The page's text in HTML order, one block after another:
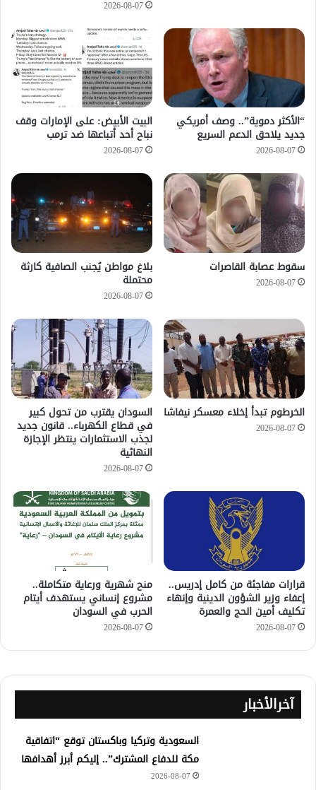
2026-08-07
“الأكثر دموية”.. وصف أمريكي
جديد يلاحق الدعم السريع
2026-08-07
‏البيت الأبيض: على ⁧‫الإمارات‬⁩ وقف
نباح أحد أتباعها ضد ترمب
2026-08-07
سقوط عصابة القاصرات
2026-08-07
بلاغ مواطن يُجنب الصافية كارثة
محتملة
2026-08-07
الخرطوم تبدأ إخلاء معسكر نيفاشا
2026-08-07
السودان يقترب من تحول كبير
في قطاع الكهرباء.. قانون جديد
لجذب الاستثمارات ينتظر الإجازة
النهائية
2026-08-07
قرارات مفاجئة من كامل إدريس..
إعفاء وزير الشؤون الدينية وإنهاء
تكليف أمين الحج والعمرة
2026-08-07
منح شهرية ورعاية متكاملة..
مشروع إنساني يستهدف أيتام
الحرب في السودان
2026-08-07
آخرالأخبار
السعودية وتركيا وباكستان توقع “اتفاقية
مكة للدفاع المشترك”.. إليكم أبرز أهدافها
2026-08-07